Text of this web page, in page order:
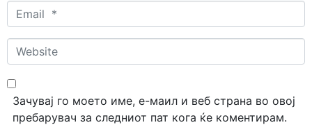
Email
*
Website
Зачувај го моето име, е-маил и веб страна во овој
пребарувач за следниот пат кога ќе коментирам.